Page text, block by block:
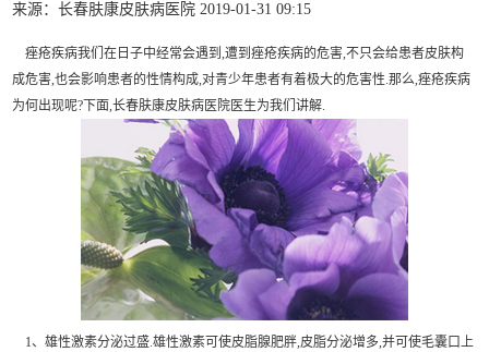
来源：长春肤康皮肤病医院 2019-01-31 09:15
痤疮疾病我们在日子中经常会遇到,遭到痤疮疾病的危害,不只会给患者皮肤构
成危害,也会影响患者的性情构成,对青少年患者有着极大的危害性.那么,痤疮疾病
为何出现呢?下面,长春肤康皮肤病医院医生为我们讲解.
1、雄性激素分泌过盛.雄性激素可使皮脂腺肥胖,皮脂分泌增多,并可使毛囊口上